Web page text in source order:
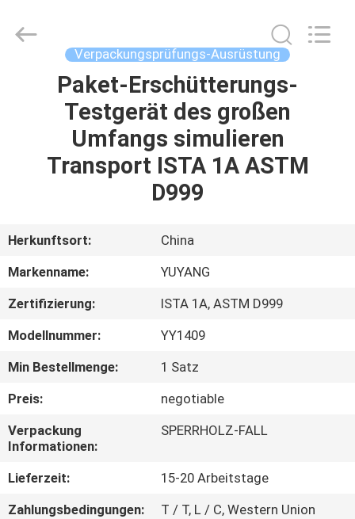
PRODUKTE
ÜBER
FABRIK-
AUSFLUG
TRETEN
SIE
MIT
UNS
LTD.
Verpackungsprüfungs-Ausrüstung
Paket-Erschütterungs-
Testgerät des großen
Umfangs simulieren
Transport ISTA 1A ASTM
D999
Herkunftsort:
China
Markenname:
YUYANG
Zertifizierung:
ISTA 1A, ASTM D999
Modellnummer:
YY1409
Min Bestellmenge:
1 Satz
Preis:
negotiable
Verpackung
Informationen:
SPERRHOLZ-FALL
Lieferzeit:
15-20 Arbeitstage
Zahlungsbedingungen:
T / T, L / C, Western Union